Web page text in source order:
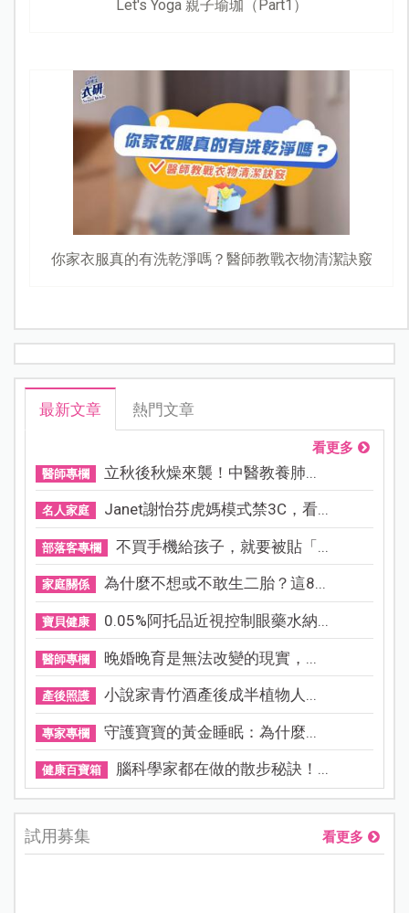
Let's Yoga 親子瑜珈（Part1）
你家衣服真的有洗乾淨嗎？醫師教戰衣物清潔訣竅
最新文章 熱門文章
看更多
醫師專欄 立秋後秋燥來襲！中醫教養肺...
名人家庭 Janet謝怡芬虎媽模式禁3C，看...
部落客專欄 不買手機給孩子，就要被貼「...
家庭關係 為什麼不想或不敢生二胎？這8...
寶貝健康 0.05%阿托品近視控制眼藥水納...
醫師專欄 晚婚晚育是無法改變的現實，...
產後照護 小說家青竹酒產後成半植物人...
專家專欄 守護寶寶的黃金睡眠：為什麼...
健康百寶箱 腦科學家都在做的散步秘訣！...
試用募集 看更多